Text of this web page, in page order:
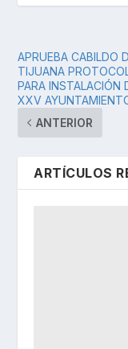
APRUEBA CABILDO
TIJUANA
PARA INSTALACIÓN
XXV
ANTERIOR
ARTÍCULOS